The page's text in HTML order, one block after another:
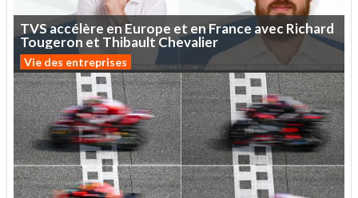
TVSaccélère enEurope et enFrance avecRichard
Tougeron et Thibault Chevalier
Vie des entreprises